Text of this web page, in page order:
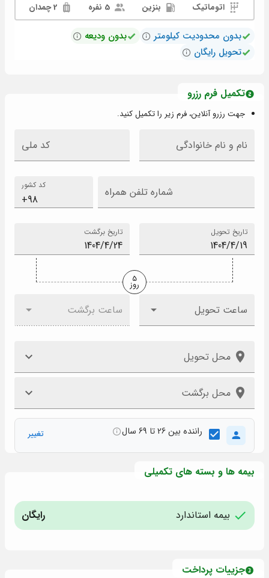
اتوماتیک بنزین 2 چمدان
بدون محدودیت کیلومتر
بدون ودیعه
تحویل رایگان
تکمیل فرم رزرو
جهت رزرو آنلاین، فرم زیر را تکمیل کنید.
نام و نام خانوادگی کد ملی
کد کشور شماره تلفن همراه
تاریخ تحویل تاریخ برگشت
5
روز
ساعت تحویل ساعت برگشت
محل تحویل
محل برگشت
راننده بین 26 تا 69 سال تغییر
بیمه ها و بسته های تکمیلی
بیمه استاندارد رایگان
جزییات پرداخت